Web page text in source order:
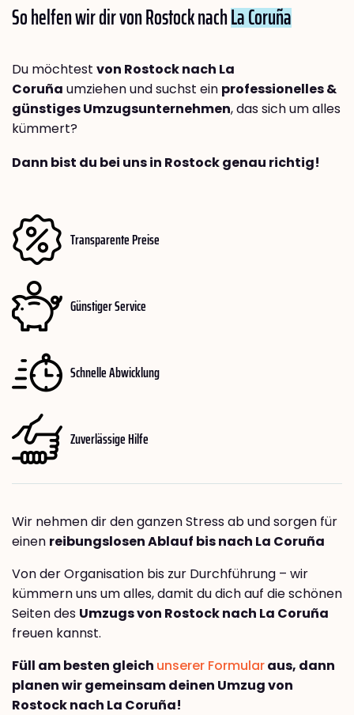
So helfen wir dir von Rostock nachLa Coruña
Du möchtest von Rostock nach La
Coruña umziehen und suchst ein professionelles &
günstiges Umzugsunternehmen, das sich um alles
kümmert?
Dann bist du bei uns in Rostock genau richtig!
Transparente Preise
Günstiger Service
Schnelle Abwicklung
Zuverlässige Hilfe
Wir nehmen dir den ganzen Stress ab und sorgen für
einen reibungslosen Ablauf bis nach La Coruña
Von der Organisation bis zur Durchführung – wir
kümmern uns um alles, damit du dich auf die schönen
Seiten des Umzugs von Rostock nach La Coruña
freuen kannst.
Füll am besten gleich unserer Formularaus, dann
planen wir gemeinsam deinen Umzug von
Rostock nach La Coruña!